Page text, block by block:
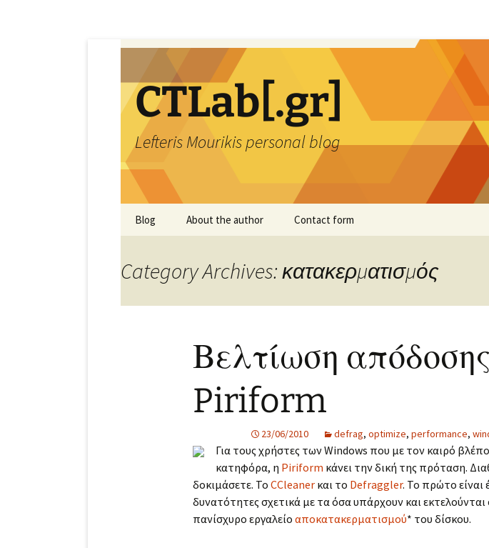
Skip
content
CTLab[.gr]
Lefteris Mourikis personal blog
Blog About the author Contact form
Category Archives: κατακερματισμός
Βελτίωση
Piriform
23/06/2010 defrag,optimize,performance,
Για τους χρήστες των Windows που με τον καιρό
κατηφόρα, η Piriform κάνει την δική της πρόταση.
δοκιμάσετε. Το CCleanerκαι το Defraggler. Το πρώτο είναι
δυνατότητες σχετικά με τα όσα υπάρχουν και
πανίσχυρο εργαλείο αποκατακερματισμού* του δίσκου.